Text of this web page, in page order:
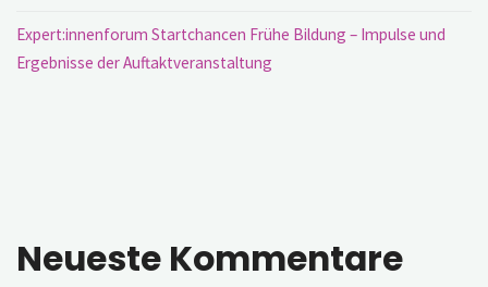
Expert:innenforum Startchancen Frühe Bildung – Impulse und
Ergebnisse der Auftaktveranstaltung
Neueste Kommentare